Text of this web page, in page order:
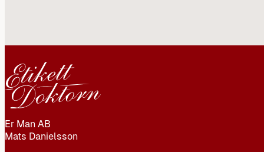
Er Man AB
Mats Danielsson